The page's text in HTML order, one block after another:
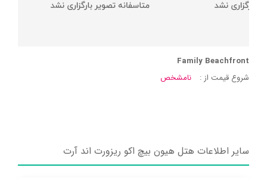
Family Beachfront
شروع قیمت از :
نامشخص
سایر اطلاعات هتل هیون بیچ اکو ریزورت اند آرت